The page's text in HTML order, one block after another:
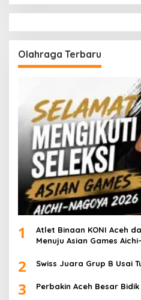
Olahraga Terbaru
1
Atlet Binaan KONI Aceh
Menuju Asian Games
2 Swiss Juara Grup B Usai
3 Perbakin Aceh Besar Bidik